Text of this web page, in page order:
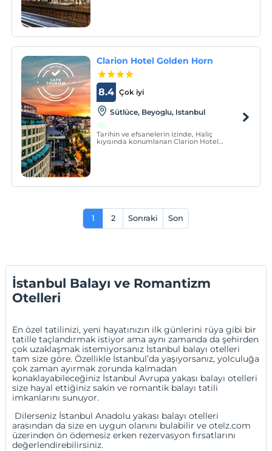
Clarion Hotel Golden Horn
Çok iyi
8.4
Sütlüce, Beyoglu, Istanbul
Tarihin ve efsanelerin izinde, Haliç
kıyısında konumlanan Clarion Hotel
1 2 Sonraki Son
İstanbul Balayı ve Romantizm
Otelleri
En özel tatilinizi, yeni hayatınızın ilk günlerini rüya gibi bir
tatille taçlandırmak istiyor ama aynı zamanda da şehirden
çok uzaklaşmak istemiyorsanız İstanbul balayı otelleri
tam size göre. Özellikle İstanbul’da yaşıyorsanız, yolculuğa
çok zaman ayırmak zorunda kalmadan
konaklayabileceğiniz İstanbul Avrupa yakası balayı otelleri
size hayal ettiğiniz sakin ve romantik balayı tatili
imkanlarını sunuyor.
Dilerseniz İstanbul Anadolu yakası balayı otelleri
arasından da size en uygun olanını bulabilir ve otelz.com
üzerinden ön ödemesizerken rezervasyon fırsatlarını
değerlendirebilirsiniz.